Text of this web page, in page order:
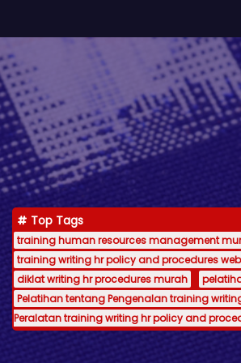
Top Tags
training human resources management
training writing hr policy and procedures
diklat writing hr procedures murah
Pelatihan tentang Pengenalan training
Peralatan training writing hr policy and